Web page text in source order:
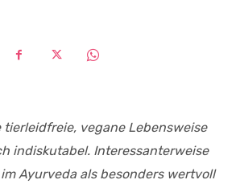
tierleidfreie, vegane Lebensweise
indiskutabel. Interessanterweise
Ayurveda als besonders wertvoll